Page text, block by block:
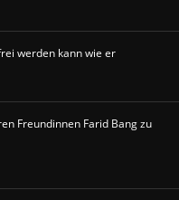
werden kann wie er
Freundinnen Farid Bang zu